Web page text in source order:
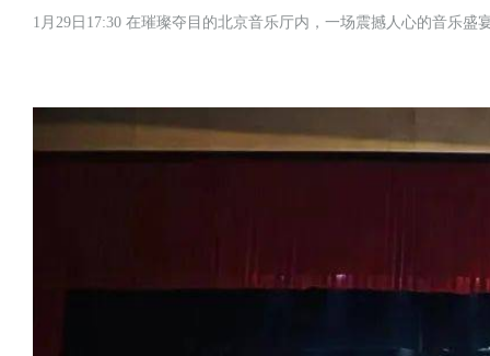
1月29日17:30 在璀璨夺目的北京音乐厅内，一场震撼人心的音乐盛